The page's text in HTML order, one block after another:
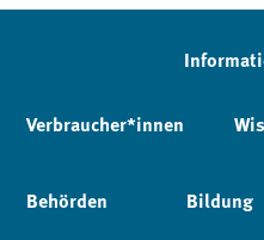
Verbraucher*innen
Behörden Bildung